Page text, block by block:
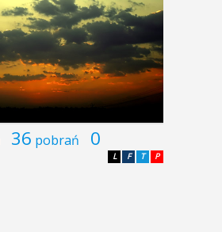
36 pobrań 0
P
T
F
L